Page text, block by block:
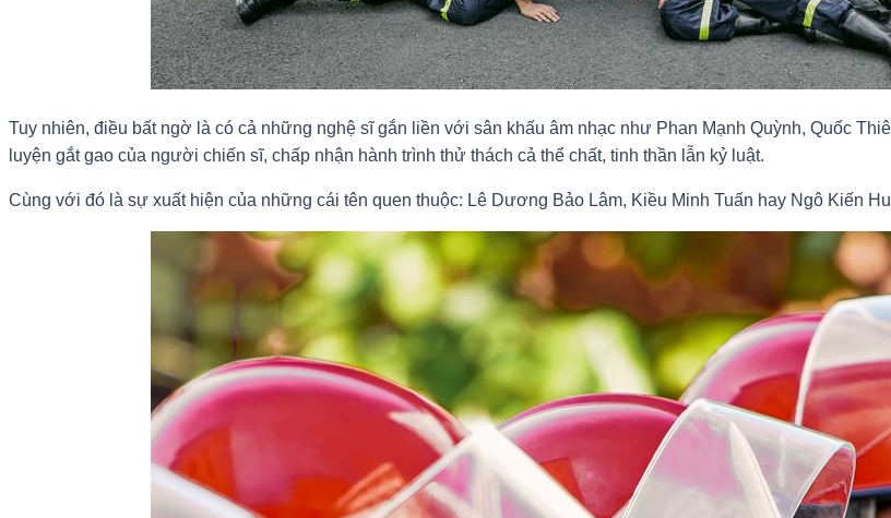
Tuy nhiên, điều bất ngờ là có cả những nghệ sĩ gắn liền với sân khấu âm nhạc như Phan Mạnh Quỳnh, Quốc
luyện gắt gao của người chiến sĩ, chấp nhận hành trình thử thách cả thể chất, tinh thần lẫn kỷ luật.
Cùng với đó là sự xuất hiện của những cái tên quen thuộc: Lê Dương Bảo Lâm, Kiều Minh Tuấn hay Ngô Kiến